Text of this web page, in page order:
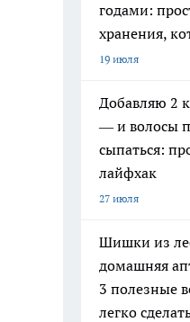
годами:
хранения,
19 июля
Добавляю 2
— и волосы
сыпаться:
лайфхак
27 июля
Шишки из
домашняя
3 полезные
легко